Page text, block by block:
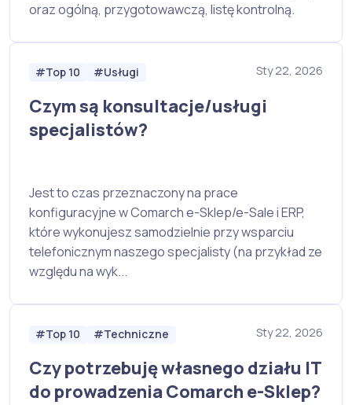
oraz ogólną, przygotowawczą, listę kontrolną.
#Top 10 #Usługi Sty 22, 2026
Czym są konsultacje/usługi
specjalistów?
Jest to czas przeznaczony na prace
konfiguracyjne w Comarch e-Sklep/e-Sale i ERP,
które wykonujesz samodzielnie przy wsparciu
telefonicznym naszego specjalisty (na przykład ze
względu na wyk...
#Top 10 #Techniczne Sty 22, 2026
Czy potrzebuję własnego działu IT
do prowadzenia Comarch e-Sklep?